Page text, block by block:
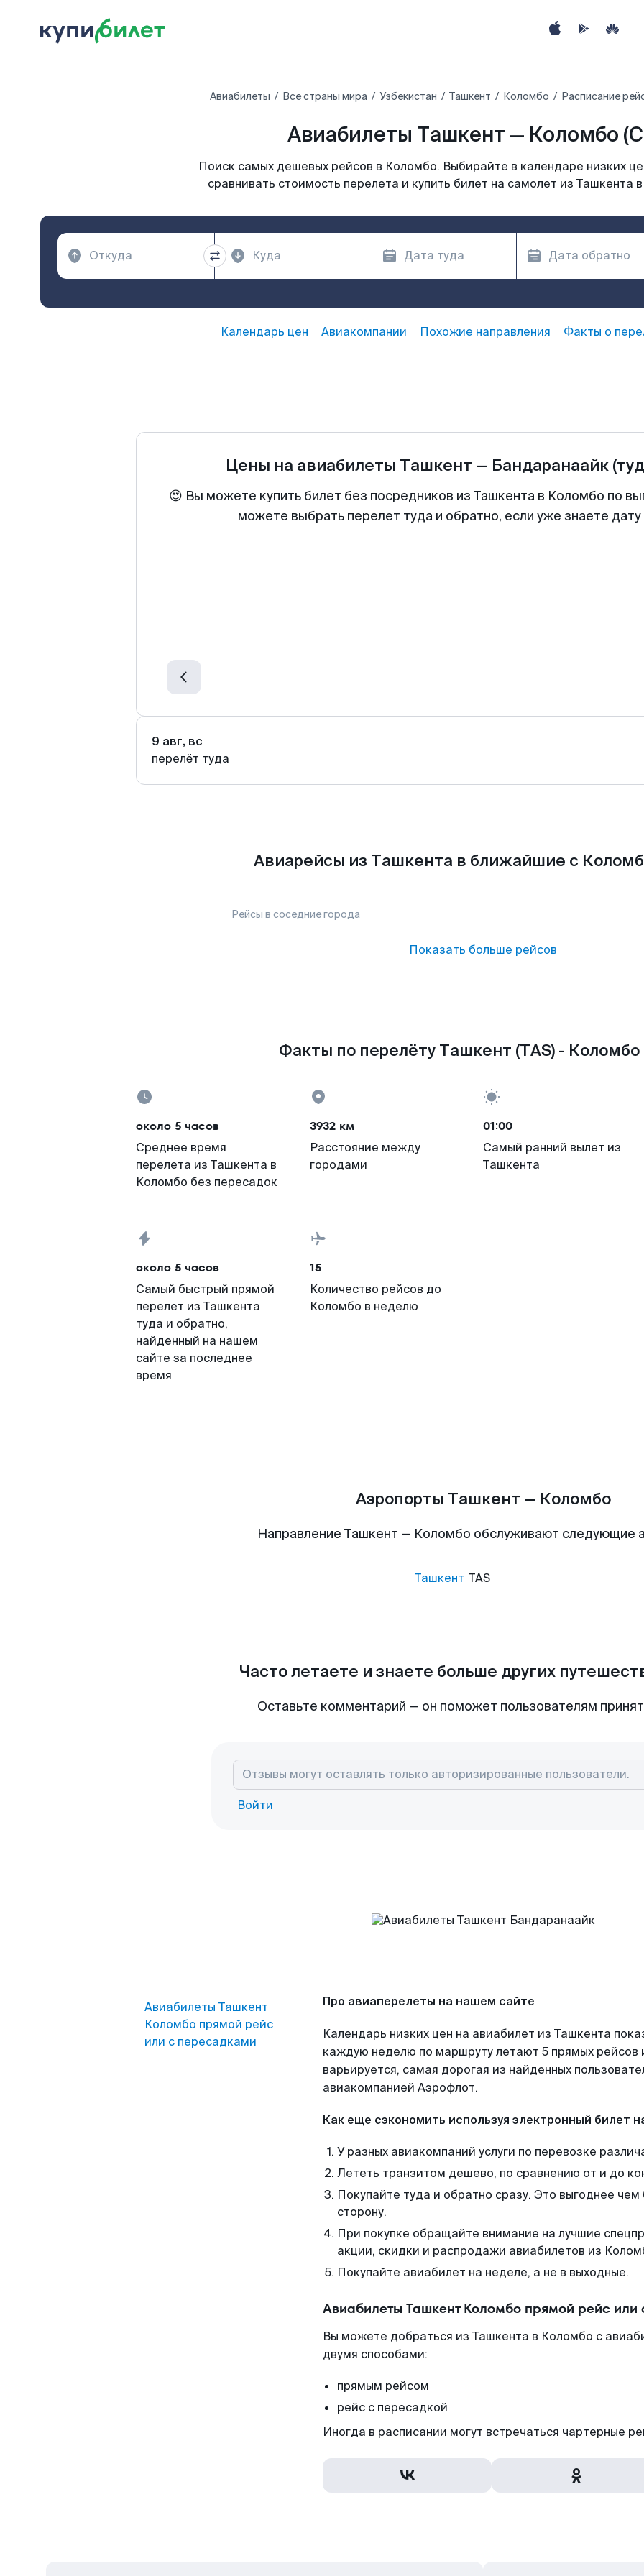
Авиабилеты Все страны мира Узбекистан Ташкент Коломбо Расписание
Авиабилеты Ташкент — Коломбо
Поиск самых дешевых рейсов в Коломбо. Выбирайте в календаре низких
сравнивать стоимость перелета и купить билет на самолет из Ташкента
Календарь цен Авиакомпании Похожие направления Факты о
Цены на авиабилеты Ташкент — Бандаранаайк
😍 Вы можете купить билет без посредников из Ташкента в Коломбо по
можете выбрать перелет туда и обратно, если уже знаете
9 авг, вс
перелёт туда
Авиарейсы из Ташкента в ближайшие с
Рейсы в соседние города
Показать больше рейсов
Факты по перелёту Ташкент (TAS) - Коломбо
около 5 часов
Среднее время
перелета из Ташкента в
Коломбо без пересадок
3932 км
Расстояние между
городами
01:00
Самый ранний вылет из
Ташкента
около 5 часов
Самый быстрый прямой
перелет из Ташкента
туда и обратно,
найденный на нашем
сайте за последнее
время
15
Количество рейсов до
Коломбо в неделю
Аэропорты Ташкент — Коломбо
Направление Ташкент — Коломбо обслуживают следующие
Ташкент TAS
Часто летаете и знаете больше других
Оставьте комментарий — он поможет пользователям
Войти
Авиабилеты Ташкент
Коломбо прямой рейс
или с пересадками
Про авиаперелеты на нашем сайте
Календарь низких цен на авиабилет из Ташкента
каждую неделю по маршруту летают 5 прямых рейсов
варьируется, самая дорогая из найденных
авиакомпанией Аэрофлот.
Как еще сэкономить используя электронный билет
У разных авиакомпаний услуги по перевозке
Лететь транзитом дешево, по сравнению от и до
Покупайте туда и обратно сразу. Это выгоднее
сторону.
При покупке обращайте внимание на лучшие
акции, скидки и распродажи авиабилетов из
Покупайте авиабилет на неделе, а не в выходные.
Авиабилеты Ташкент Коломбо прямой рейс
Вы можете добраться из Ташкента в Коломбо с
двумя способами:
прямым рейсом
рейс с пересадкой
Иногда в расписании могут встречаться чартерные